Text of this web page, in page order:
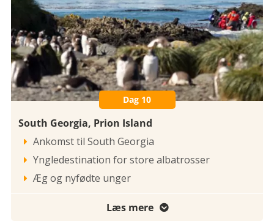
Dag 10
South Georgia, Prion Island
 Ankomst til South Georgia
 Yngledestination for store albatrosser
 Æg og nyfødte unger
Læs mere 